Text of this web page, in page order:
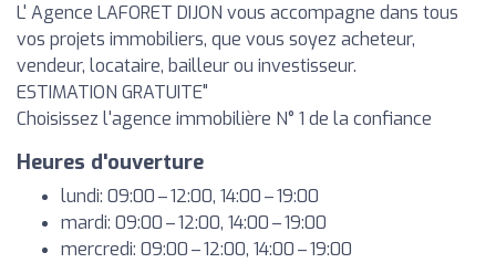
L' Agence LAFORET DIJON vous accompagne dans tous
vos projets immobiliers, que vous soyez acheteur,
vendeur, locataire, bailleur ou investisseur.
ESTIMATION GRATUITE"
Choisissez l'agence immobilière N° 1 de la confiance
Heures d'ouverture
lundi: 09:00 – 12:00, 14:00 – 19:00
mardi: 09:00 – 12:00, 14:00 – 19:00
mercredi: 09:00 – 12:00, 14:00 – 19:00